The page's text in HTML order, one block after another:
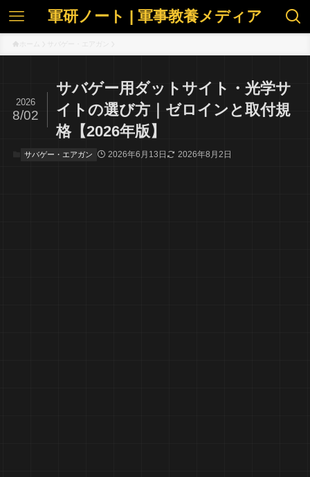
軍研ノート | 軍事教養メディア
サバゲー用ダットサイト・光学サ
イトの選び方｜ゼロインと取付規
格【2026年版】
2026
8/02
サバゲー・エアガン 2026年6月13日 2026年8月2日